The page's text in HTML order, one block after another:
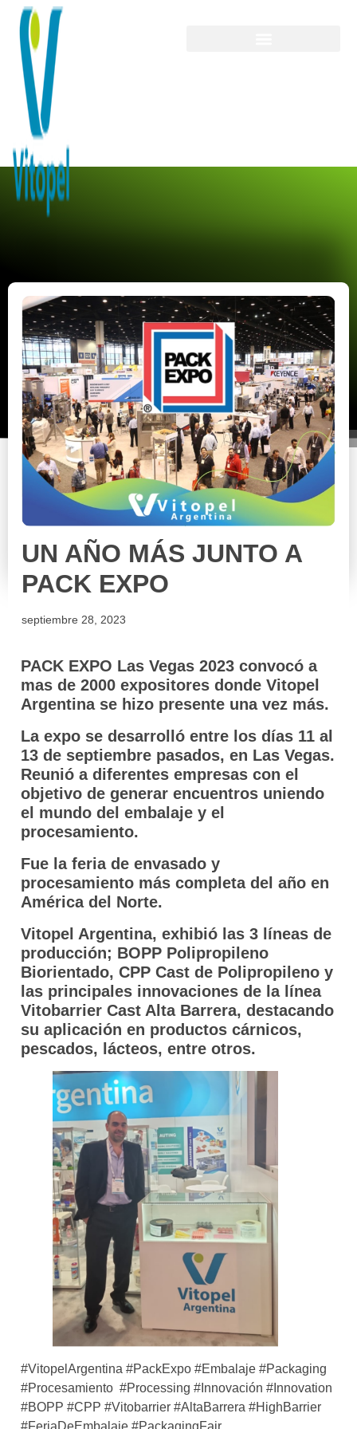
UN AÑO MÁS JUNTO A
PACK EXPO
septiembre 28, 2023
PACK EXPO Las Vegas 2023 convocó a
mas de 2000 expositores donde Vitopel
Argentina se hizo presente una vez más.
La expo se desarrolló entre los días 11 al
13 de septiembre pasados, en Las Vegas.
Reunió a diferentes empresas con el
objetivo de generar encuentros uniendo
el mundo del embalaje y el
procesamiento.
Fue la feria de envasado y
procesamiento más completa del año en
América del Norte.
Vitopel Argentina, exhibió las 3 líneas de
producción; BOPP Polipropileno
Biorientado, CPP Cast de Polipropileno y
las principales innovaciones de la línea
Vitobarrier Cast Alta Barrera, destacando
su aplicación en productos cárnicos,
pescados, lácteos, entre otros.
#VitopelArgentina #PackExpo #Embalaje #Packaging
#Procesamiento #Processing #Innovación #Innovation
#BOPP #CPP #Vitobarrier #AltaBarrera #HighBarrier
#FeriaDeEmbalaje #PackagingFair